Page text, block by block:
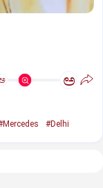
ಅ
#Delhi